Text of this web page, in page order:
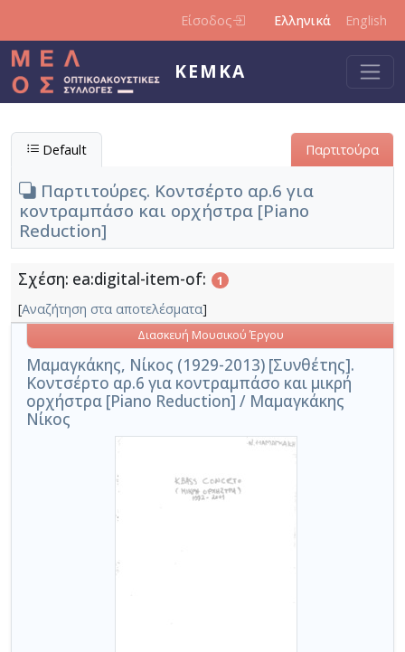
Είσοδος Ελληνικά English
ΚΕΜΚΑ
Default Παρτιτούρα
Παρτιτούρες. Κοντσέρτο αρ.6 για
κοντραμπάσο και ορχήστρα [Piano
Reduction]
Σχέση: ea:digital-item-of: 1
[Αναζήτηση στα αποτελέσματα]
Μαμαγκάκης, Νίκος (1929-2013) [Συνθέτης].
Κοντσέρτο αρ.6 για κοντραμπάσο και μικρή
ορχήστρα [Piano Reduction] / Μαμαγκάκης
Νίκος
Διασκευή Μουσικού Έργου